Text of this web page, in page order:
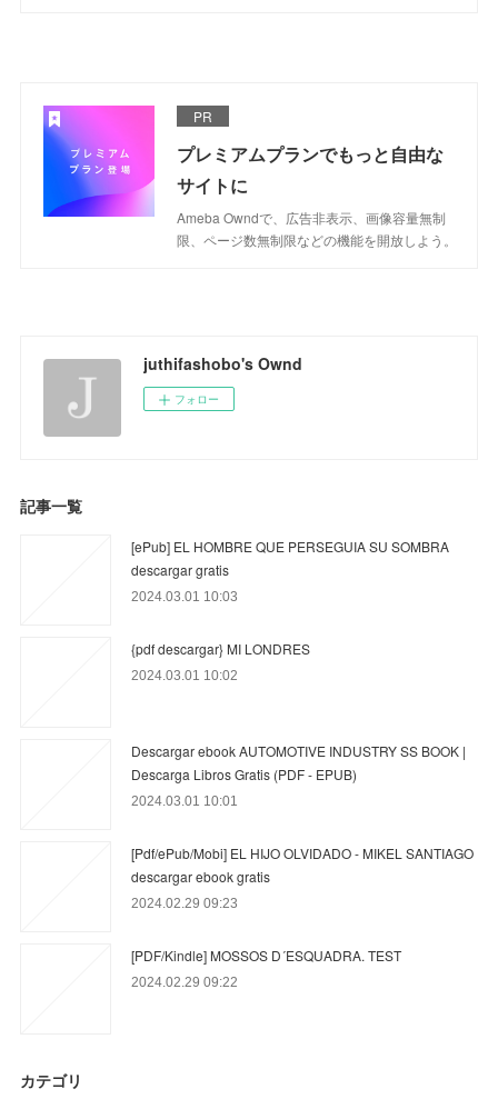
PR
プレミアムプランでもっと自由な
サイトに
Ameba Owndで、広告非表示、画像容量無制
限、ページ数無制限などの機能を開放しよう。
juthifashobo's Ownd
フォロー
記事一覧
[ePub] EL HOMBRE QUE PERSEGUIA SU SOMBRA
descargar gratis
2024.03.01 10:03
{pdf descargar} MI LONDRES
2024.03.01 10:02
Descargar ebook AUTOMOTIVE INDUSTRY SS BOOK |
Descarga Libros Gratis (PDF - EPUB)
2024.03.01 10:01
[Pdf/ePub/Mobi] EL HIJO OLVIDADO - MIKEL SANTIAGO
descargar ebook gratis
2024.02.29 09:23
[PDF/Kindle] MOSSOS D´ESQUADRA. TEST
2024.02.29 09:22
カテゴリ